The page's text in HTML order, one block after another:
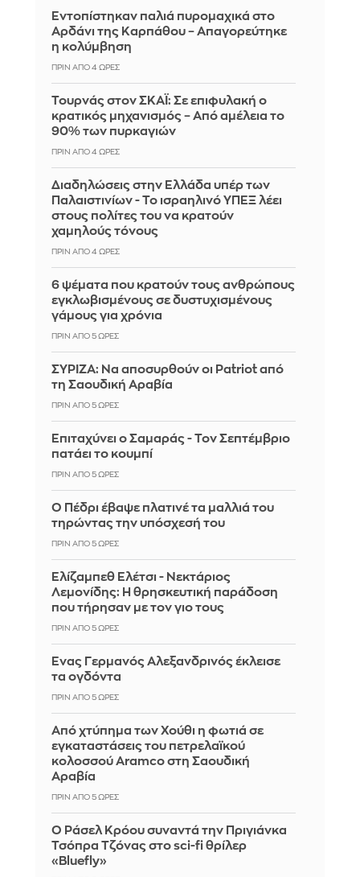
Εντοπίστηκαν παλιά πυρομαχικά στο
Αρδάνι της Καρπάθου – Απαγορεύτηκε
η κολύμβηση
ΠΡΙΝ ΑΠΌ 4 ΏΡΕΣ
Τουρνάς στον ΣΚΑΪ: Σε επιφυλακή ο
κρατικός μηχανισμός – Από αμέλεια το
90% των πυρκαγιών
ΠΡΙΝ ΑΠΌ 4 ΏΡΕΣ
Διαδηλώσεις στην Ελλάδα υπέρ των
Παλαιστινίων - Το ισραηλινό ΥΠΕΞ λέει
στους πολίτες του να κρατούν
χαμηλούς τόνους
ΠΡΙΝ ΑΠΌ 4 ΏΡΕΣ
6 ψέματα που κρατούν τους ανθρώπους
εγκλωβισμένους σε δυστυχισμένους
γάμους για χρόνια
ΠΡΙΝ ΑΠΌ 5 ΏΡΕΣ
ΣΥΡΙΖΑ: Να αποσυρθούν οι Patriot από
τη Σαουδική Αραβία
ΠΡΙΝ ΑΠΌ 5 ΏΡΕΣ
Επιταχύνει ο Σαμαράς - Τον Σεπτέμβριο
πατάει το κουμπί
ΠΡΙΝ ΑΠΌ 5 ΏΡΕΣ
Ο Πέδρι έβαψε πλατινέ τα μαλλιά του
τηρώντας την υπόσχεσή του
ΠΡΙΝ ΑΠΌ 5 ΏΡΕΣ
Ελίζαμπεθ Ελέτσι - Νεκτάριος
Λεμονίδης: Η θρησκευτική παράδοση
που τήρησαν με τον γιο τους
ΠΡΙΝ ΑΠΌ 5 ΏΡΕΣ
Ένας Γερμανός Αλεξανδρινός έκλεισε
τα ογδόντα
ΠΡΙΝ ΑΠΌ 5 ΏΡΕΣ
Από χτύπημα των Χούθι η φωτιά σε
εγκαταστάσεις του πετρελαϊκού
κολοσσού Aramco στη Σαουδική
Αραβία
ΠΡΙΝ ΑΠΌ 5 ΏΡΕΣ
Ο Ράσελ Κρόου συναντά την Πριγιάνκα
Τσόπρα Τζόνας στο sci-fi θρίλερ
«Bluefly»